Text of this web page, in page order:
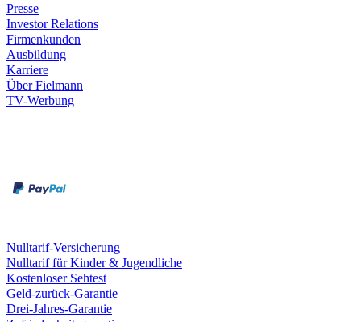
Presse
Investor Relations
Firmenkunden
Ausbildung
Karriere
Über Fielmann
TV-Werbung
Nulltarif-Versicherung
Nulltarif für Kinder & Jugendliche
Kostenloser Sehtest
Geld-zurück-Garantie
Drei-Jahres-Garantie